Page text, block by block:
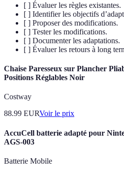
[ ] Évaluer les règles existantes.
[ ] Identifier les objectifs
[ ] Proposer des modifications.
[ ] Tester les modifications.
[ ] Documenter les adaptations.
[ ] Évaluer les retours à long
Chaise Paresseux sur Plancher
Positions Réglables Noir
Costway
88.99 EURVoir le prix
AccuCell batterie adapté pour
AGS-003
Batterie Mobile